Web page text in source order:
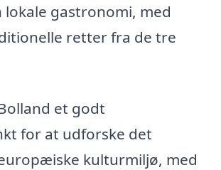
lokale gastronomi, med
retter fra de tre
et godt
for at udforske det
kulturmiljø, med